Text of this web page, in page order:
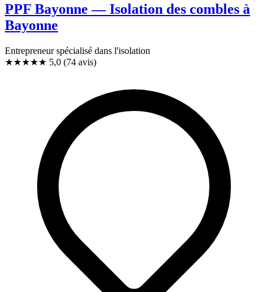
PPF Bayonne — Isolation des combles à
Bayonne
Entrepreneur spécialisé dans l'isolation
★★★★★ 5,0 (74 avis)